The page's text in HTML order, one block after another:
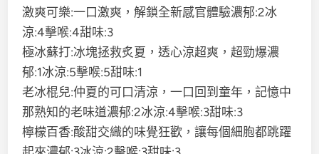
激爽可樂:一口激爽，解鎖全新感官體驗濃郁:2冰
涼:4擊喉:4甜味:3
極冰蘇打:冰塊拯救炙夏，透心涼超爽，超勁爆濃
郁:1冰涼:5擊喉:5甜味:1
老冰棍兒:仲夏的可口清涼，一口回到童年，記憶中
那熟知的老味道濃郁:2冰涼:4擊喉:3甜味:3
檸檬百香:酸甜交織的味覺狂歡，讓每個細胞都跳躍